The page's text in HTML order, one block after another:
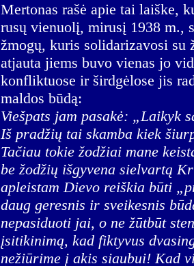
Mertonas rašė apie tai laiške,
rusų vienuolį, mirusį 1938 m.,
žmogų, kuris solidarizavosi
atjauta jiems buvo vienas jo
konfliktuose ir širdgėlose jis
maldos būdą:
Viešpats jam pasakė: „Laikyk
Iš pradžių tai skamba kiek
Tačiau tokie žodžiai mane
be žodžių išgyvena sielvartą
apleistam Dievo reiškia būti
daug geresnis ir sveikesnis
nepasiduoti jai, o ne žūtbūt
įsitikinimą, kad fiktyvus
nežiūrime į akis siaubui! Kad